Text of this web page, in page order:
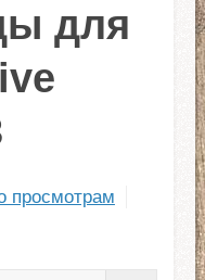
для
просмотрам